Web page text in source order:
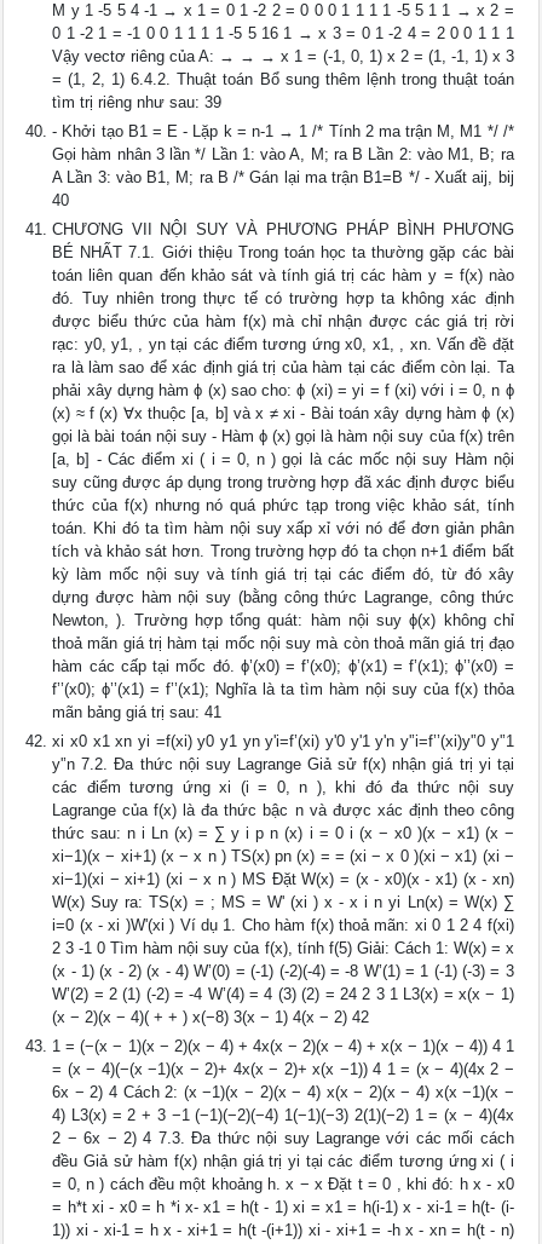
M y 1 -5 5 4 -1 → x 1 = 0 1 -2 2 = 0 0 0 1 1 1 1 -5 5 1 1 → x 2 =
0 1 -2 1 = -1 0 0 1 1 1 1 -5 5 16 1 → x 3 = 0 1 -2 4 = 2 0 0 1 1 1
Vậy vectơ riêng của A: → → → x 1 = (-1, 0, 1) x 2 = (1, -1, 1) x 3
= (1, 2, 1) 6.4.2. Thuật toán Bổ sung thêm lệnh trong thuật toán
tìm trị riêng như sau: 39
- Khởi tạo B1 = E - Lặp k = n-1 → 1 /* Tính 2 ma trận M, M1 */ /*
Gọi hàm nhân 3 lần */ Lần 1: vào A, M; ra B Lần 2: vào M1, B; ra
A Lần 3: vào B1, M; ra B /* Gán lại ma trận B1=B */ - Xuất aij, bij
40
CHƯƠNG VII NỘI SUY VÀ PHƯƠNG PHÁP BÌNH PHƯƠNG
BÉ NHẤT 7.1. Giới thiệu Trong toán học ta thường gặp các bài
toán liên quan đến khảo sát và tính giá trị các hàm y = f(x) nào
đó. Tuy nhiên trong thực tế có trường hợp ta không xác định
được biểu thức của hàm f(x) mà chỉ nhận được các giá trị rời
rạc: y0, y1, , yn tại các điểm tương ứng x0, x1, , xn. Vấn đề đặt
ra là làm sao để xác định giá trị của hàm tại các điểm còn lại. Ta
phải xây dựng hàm ϕ (x) sao cho: ϕ (xi) = yi = f (xi) với i = 0, n ϕ
(x) ≈ f (x) ∀x thuộc [a, b] và x ≠ xi - Bài toán xây dựng hàm ϕ (x)
gọi là bài toán nội suy - Hàm ϕ (x) gọi là hàm nội suy của f(x) trên
[a, b] - Các điểm xi ( i = 0, n ) gọi là các mốc nội suy Hàm nội
suy cũng được áp dụng trong trường hợp đã xác định được biểu
thức của f(x) nhưng nó quá phức tạp trong việc khảo sát, tính
toán. Khi đó ta tìm hàm nội suy xấp xỉ với nó để đơn giản phân
tích và khảo sát hơn. Trong trường hợp đó ta chọn n+1 điểm bất
kỳ làm mốc nội suy và tính giá trị tại các điểm đó, từ đó xây
dựng được hàm nội suy (bằng công thức Lagrange, công thức
Newton, ). Trường hợp tổng quát: hàm nội suy ϕ(x) không chỉ
thoả mãn giá trị hàm tại mốc nội suy mà còn thoả mãn giá trị đạo
hàm các cấp tại mốc đó. ϕ’(x0) = f’(x0); ϕ’(x1) = f’(x1); ϕ’’(x0) =
f’’(x0); ϕ’’(x1) = f’’(x1); Nghĩa là ta tìm hàm nội suy của f(x) thỏa
mãn bảng giá trị sau: 41
xi x0 x1 xn yi =f(xi) y0 y1 yn y'i=f’(xi) y'0 y'1 y'n y'’i=f’’(xi)y'’0 y'’1
y'’n 7.2. Đa thức nội suy Lagrange Giả sử f(x) nhận giá trị yi tại
các điểm tương ứng xi (i = 0, n ), khi đó đa thức nội suy
Lagrange của f(x) là đa thức bậc n và được xác định theo công
thức sau: n i Ln (x) = ∑ y i p n (x) i = 0 i (x − x0 )(x − x1) (x −
xi−1)(x − xi+1) (x − x n ) TS(x) pn (x) = = (xi − x 0 )(xi − x1) (xi −
xi−1)(xi − xi+1) (xi − x n ) MS Đặt W(x) = (x - x0)(x - x1) (x - xn)
W(x) Suy ra: TS(x) = ; MS = W' (xi ) x - x i n yi Ln(x) = W(x) ∑
i=0 (x - xi )W'(xi ) Ví dụ 1. Cho hàm f(x) thoả mãn: xi 0 1 2 4 f(xi)
2 3 -1 0 Tìm hàm nội suy của f(x), tính f(5) Giải: Cách 1: W(x) = x
(x - 1) (x - 2) (x - 4) W’(0) = (-1) (-2)(-4) = -8 W’(1) = 1 (-1) (-3) = 3
W’(2) = 2 (1) (-2) = -4 W’(4) = 4 (3) (2) = 24 2 3 1 L3(x) = x(x − 1)
(x − 2)(x − 4)( + + ) x(−8) 3(x − 1) 4(x − 2) 42
1 = (−(x − 1)(x − 2)(x − 4) + 4x(x − 2)(x − 4) + x(x − 1)(x − 4)) 4 1
= (x − 4)(−(x −1)(x − 2)+ 4x(x − 2)+ x(x −1)) 4 1 = (x − 4)(4x 2 −
6x − 2) 4 Cách 2: (x −1)(x − 2)(x − 4) x(x − 2)(x − 4) x(x −1)(x −
4) L3(x) = 2 + 3 −1 (−1)(−2)(−4) 1(−1)(−3) 2(1)(−2) 1 = (x − 4)(4x
2 − 6x − 2) 4 7.3. Đa thức nội suy Lagrange với các mối cách
đều Giả sử hàm f(x) nhận giá trị yi tại các điểm tương ứng xi ( i
= 0, n ) cách đều một khoảng h. x − x Đặt t = 0 , khi đó: h x - x0
= h*t xi - x0 = h *i x- x1 = h(t - 1) xi = x1 = h(i-1) x - xi-1 = h(t- (i-
1)) xi - xi-1 = h x - xi+1 = h(t -(i+1)) xi - xi+1 = -h x - xn = h(t - n)